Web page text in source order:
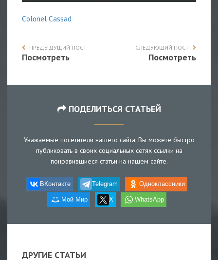
Сolonel Сassad
ПРЕДЫДУЩИЙ ПОСТ
Посмотреть
СЛЕДУЮЩИЙ ПОСТ
Посмотреть
ПОДЕЛИТЬСЯ СТАТЬЕЙ
Уважаемые посетители нашего сайта, Вы можете быстро
публиковать в своих социальных сетях ссылки на
понравившиеся статьи на нашем сайте.
ВКонтакте Telegram Одноклассники
Мой Мир X WhatsApp
ДРУГИЕ СТАТЬИ